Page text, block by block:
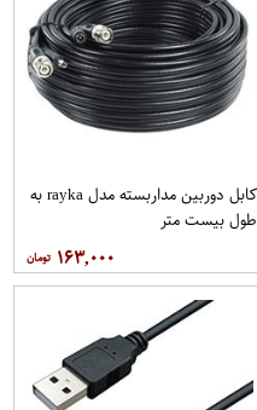
کابل دوربین مداربسته مدل rayka به
طول بیست متر
۱۶۳,۰۰۰